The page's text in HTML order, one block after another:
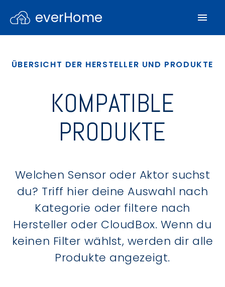
everHome
ÜBERSICHT DER HERSTELLER UND PRODUKTE
KOMPATIBLE
PRODUKTE
Welchen Sensor oder Aktor suchst
du? Triff hier deine Auswahl nach
Kategorie oder filtere nach
Hersteller oder CloudBox. Wenn du
keinen Filter wählst, werden dir alle
Produkte angezeigt.